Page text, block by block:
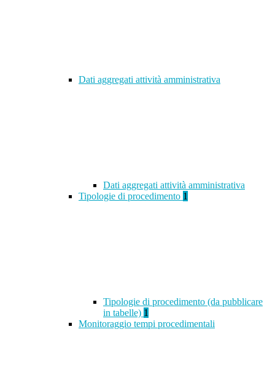
Dati aggregati attività amministrativa
Dati aggregati attività amministrativa
Tipologie di procedimento 1
Tipologie di procedimento (da pubblicare
in tabelle) 1
Monitoraggio tempi procedimentali